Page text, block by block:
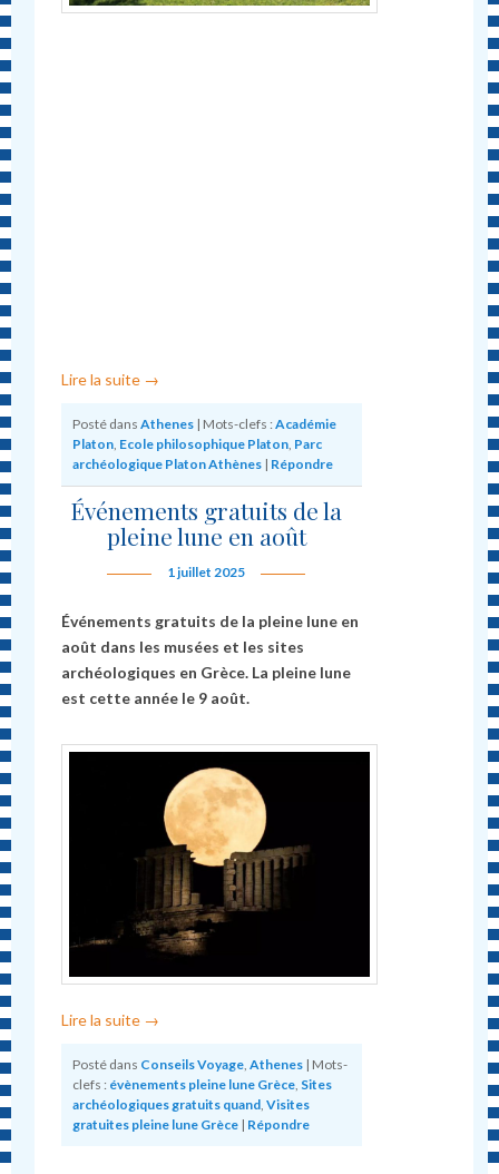
Lire la suite →
Posté dans Athenes | Mots-clefs : Académie
Platon Ecole philosophique Platon Parc
archéologique Platon Athènes | Répondre
Événements gratuits de la
pleine lune en août
1 juillet 2025
Événements gratuits de la pleine lune en
août dans les musées et les sites
archéologiques en Grèce. La pleine lune
est cette année le 9 août.
Lire la suite →
Posté dans Conseils Voyage,Athenes | Mots-
clefs : évènements pleine lune Grèce, Sites
archéologiques gratuits quand,Visites
gratuites pleine lune Grèce | Répondre